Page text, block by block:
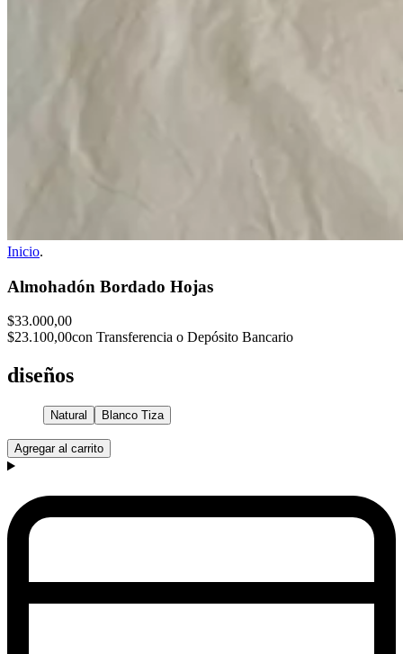
Inicio.
Almohadón Bordado Hojas
$33.000,00
$23.100,00con Transferencia o Depósito Bancario
diseños
Natural Blanco Tiza
Agregar al carrito